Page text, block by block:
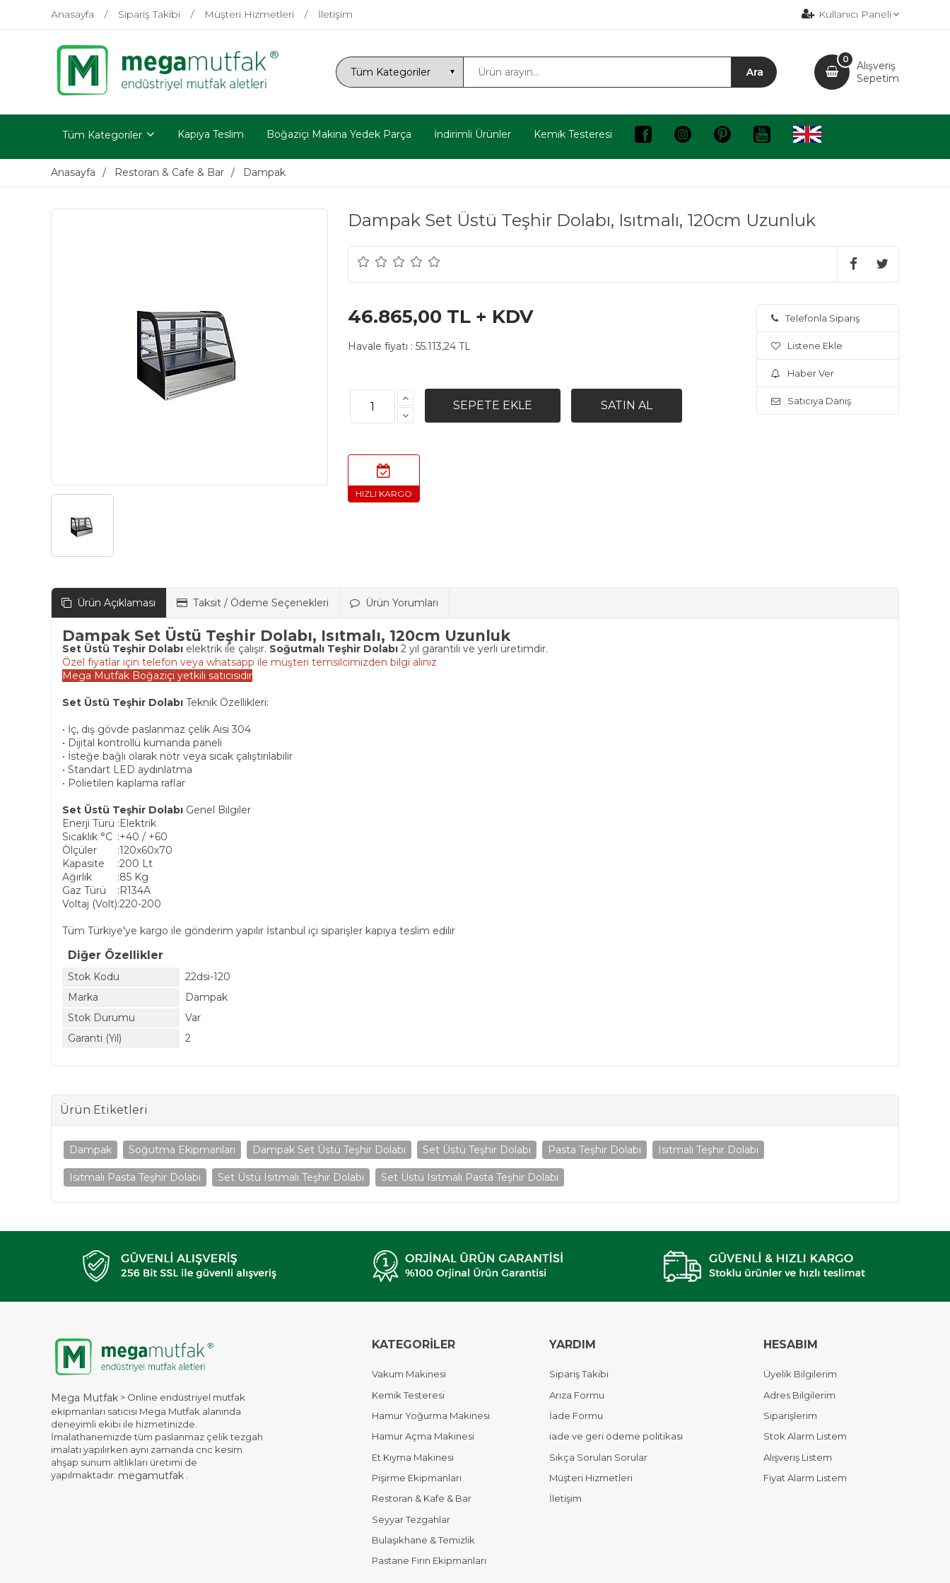
Anasayfa Sipariş Takibi Müşteri Hizmetleri İletişim Kullanıcı Paneli
Alışveriş
Sepetim
0
Tüm Kategoriler Kapıya Teslim Boğaziçi Makina Yedek Parça İndirimli Ürünler Kemik Testeresi
Anasayfa Restoran & Cafe & Bar Dampak
Dampak Set Üstü Teşhir Dolabı, Isıtmalı, 120cm Uzunluk
46.865,00 TL + KDV
Havale fiyatı : 55.113,24 TL
Telefonla Sipariş
Listene Ekle
Haber Ver
Satıcıya Danış
Ürün Açıklaması Taksit / Ödeme Seçenekleri Ürün Yorumları
Dampak Set Üstü Teşhir Dolabı, Isıtmalı, 120cm Uzunluk
Set Üstü Teşhir Dolabı elektrik ile çalışır. Soğutmalı Teşhir Dolabı 2 yıl garantili ve yerli üretimdir.
Özel fiyatlar için telefon veya whatsapp ile müşteri temsilcimizden bilgi alınız
Mega Mutfak Boğaziçi yetkili satıcısıdır
Set Üstü Teşhir Dolabı Teknik Özellikleri:
• İç, dış gövde paslanmaz çelik Aisi 304
• Dijital kontrollü kumanda paneli
• İsteğe bağlı olarak nötr veya sıcak çalıştırılabilir
• Standart LED aydınlatma
• Polietilen kaplama raflar
Set Üstü Teşhir Dolabı Genel Bilgiler
Enerji Türü :Elektrik
Sıcaklık °C :+40 / +60
Ölçüler
:120x60x70
Kapasite
:200 Lt
Ağırlık
:85 Kg
Gaz Türü
:R134A
Voltaj (Volt):220-200
Tüm Türkiye'ye kargo ile gönderim yapılır İstanbul içi siparişler kapıya teslim edilir
Diğer Özellikler
Stok Kodu
22dsi-120
Marka
Dampak
Stok Durumu
Var
Garanti (Yıl)
2
Ürün Etiketleri
Dampak Soğutma Ekipmanları Dampak Set Üstü Teşhir Dolabı Set Üstü Teşhir Dolabı Pasta Teşhir Dolabı Isıtmalı Teşhir Dolabı
Isıtmalı Pasta Teşhir Dolabı Set Üstü Isıtmalı Teşhir Dolabı Set Üstü Isıtmalı Pasta Teşhir Dolabı
Mega Mutfak > Online endüstriyel mutfak
ekipmanları satıcısı Mega Mutfak alanında
deneyimli ekibi ile hizmetinizde.
İmalathanemizde tüm paslanmaz çelik tezgah
imalatı yapılırken aynı zamanda cnc kesim
ahşap sunum altlıkları üretimi de
yapılmaktadır. megamutfak
KATEGORİLER
Vakum Makinesi
Kemik Testeresi
Hamur Yoğurma Makinesi
Hamur Açma Makinesi
Et Kıyma Makinesi
Pişirme Ekipmanları
Restoran & Kafe & Bar
Seyyar Tezgahlar
Bulaşıkhane & Temizlik
Pastane Fırın Ekipmanları
YARDIM
Sipariş Takibi
Arıza Formu
İade Formu
iade ve geri ödeme politikası
Sıkça Sorulan Sorular
Müşteri Hizmetleri
İletişim
HESABIM
Üyelik Bilgilerim
Adres Bilgilerim
Siparişlerim
Stok Alarm Listem
Alışveriş Listem
Fiyat Alarm Listem